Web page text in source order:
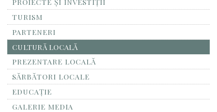
TURISM
PARTENERI
CULTURĂ LOCALĂ
PREZENTARE LOCALĂ
SĂRBĂTORI LOCALE
EDUCAȚIE
GALERIE MEDIA